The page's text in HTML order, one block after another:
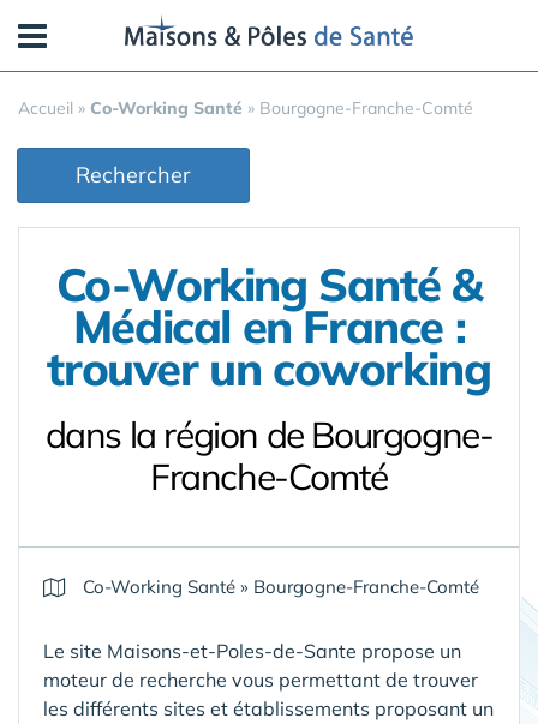
Accueil » Co-Working Santé » Bourgogne-Franche-Comté
Rechercher
Co-Working Santé &
Médical en France :
trouver un coworking
dans la région de Bourgogne-
Franche-Comté
Co-Working Santé » Bourgogne-Franche-Comté
Le site Maisons-et-Poles-de-Sante propose un
moteur de recherche vous permettant de trouver
les différents sites et établissements proposant un
Panneau de gestion des cookies